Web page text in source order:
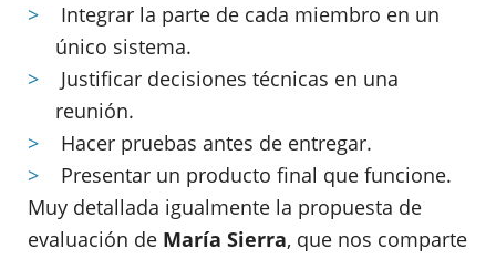
Integrar la parte de cada miembro en un
único sistema.
Justificar decisiones técnicas en una
reunión.
Hacer pruebas antes de entregar.
Presentar un producto final que funcione.
Muy detallada igualmente la propuesta de
evaluación de María Sierra, que nos comparte